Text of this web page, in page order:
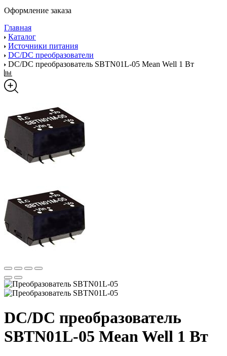
Оформление заказа
Главная
Каталог
Источники питания
DC/DC преобразователи
DC/DC преобразователь SBTN01L-05 Mean Well 1 Вт
DC/DC преобразователь
SBTN01L-05 Mean Well 1 Вт